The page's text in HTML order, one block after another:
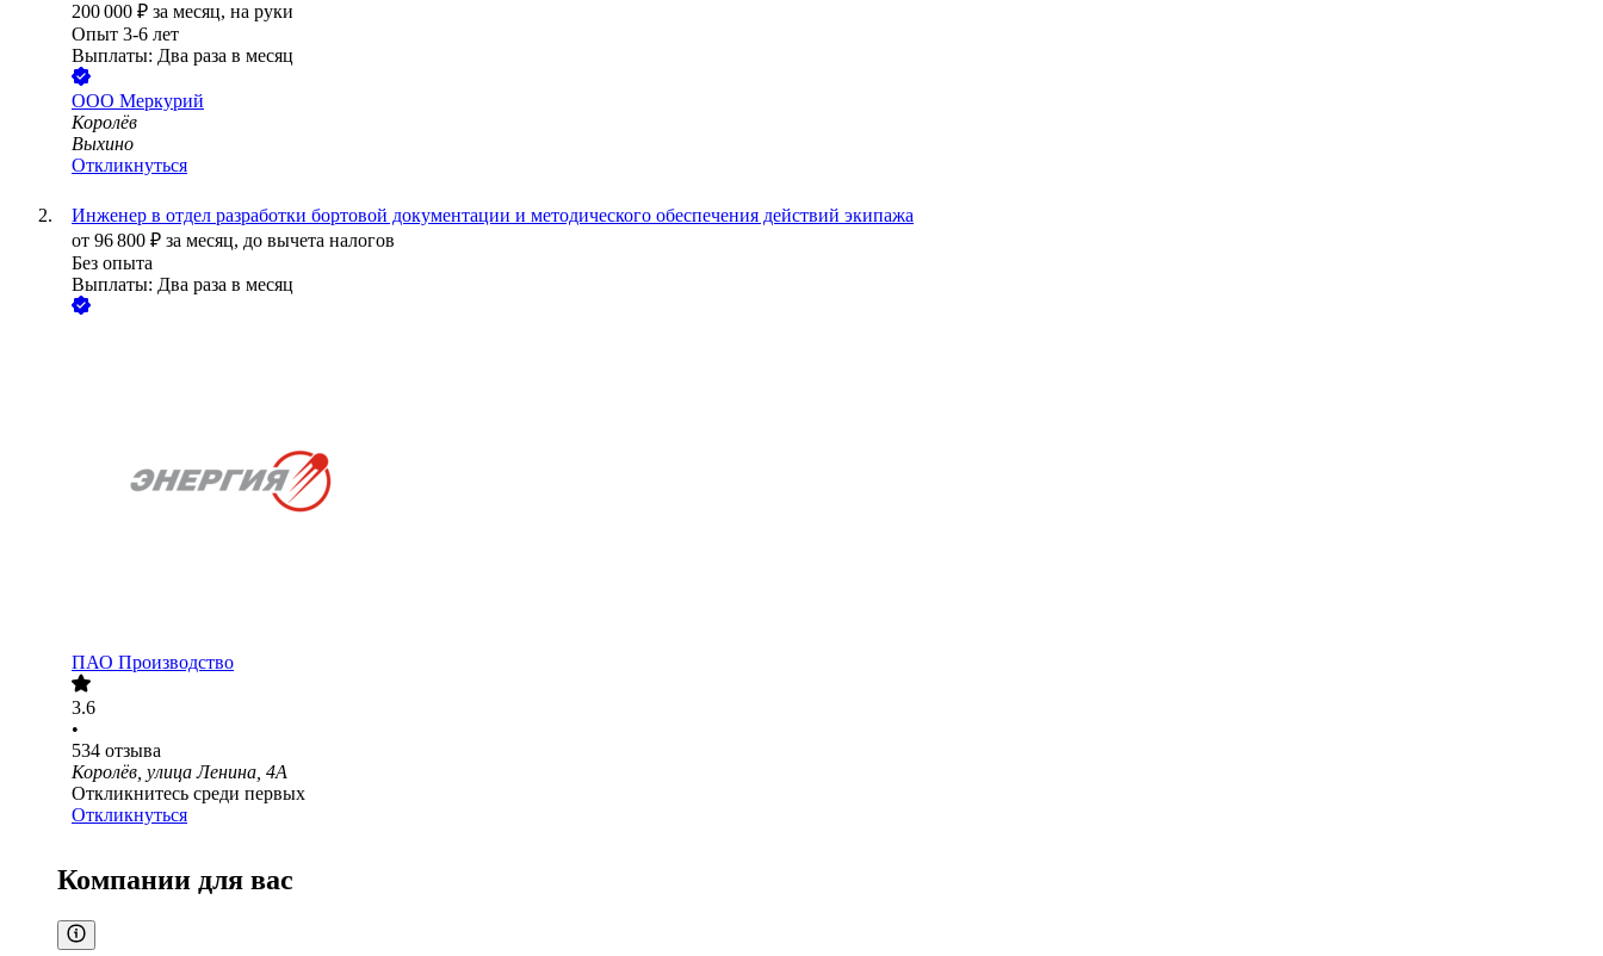
200 000 ₽ за месяц, на руки
Опыт 3-6 лет
Выплаты: Два раза в месяц
ООО Меркурий
Королёв
Выхино
Откликнуться
Инженер в отдел разработки бортовой документации и методического обеспечения действий экипажа
от 96 800 ₽ за месяц, до вычета налогов
Без опыта
Выплаты: Два раза в месяц
ПАО Производство
3.6
•
534 отзыва
Королёв, улица Ленина, 4А
Откликнитесь среди первых
Откликнуться
Компании для вас